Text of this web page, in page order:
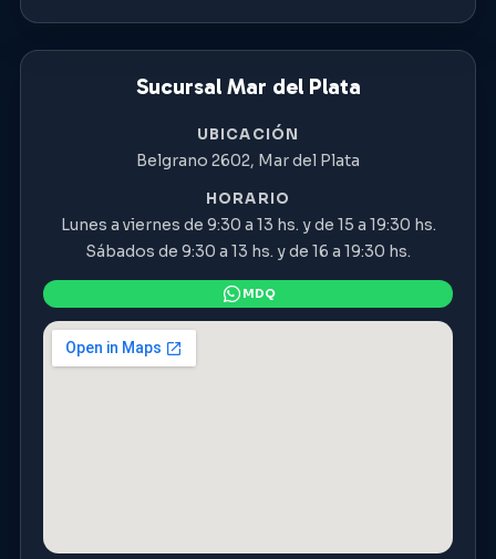
Sucursal Mar del Plata
UBICACIÓN
Belgrano 2602, Mar del Plata
HORARIO
Lunes a viernes de 9:30 a 13 hs. y de 15 a 19:30 hs.
Sábados de 9:30 a 13 hs. y de 16 a 19:30 hs.